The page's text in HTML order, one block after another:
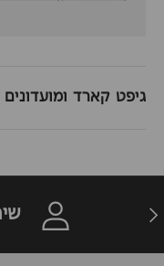
גיפט קארד ומועדונים
חזרה